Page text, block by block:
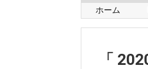
ホーム